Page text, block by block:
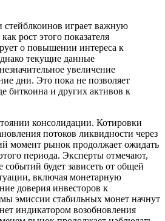
играет важную
рост этого показателя
о повышении интереса к
текущие данные
увеличение
дни. Это пока не позволяет
биткоина и других активов к
консолидации. Котировки
потоков ликвидности через
момент рынок продолжает ожидать
периода. Эксперты отмечают,
событий будет зависеть от общей
включая монетарную
доверия инвесторов к
эмиссии стабильных монет начнут
индикатором возобновления